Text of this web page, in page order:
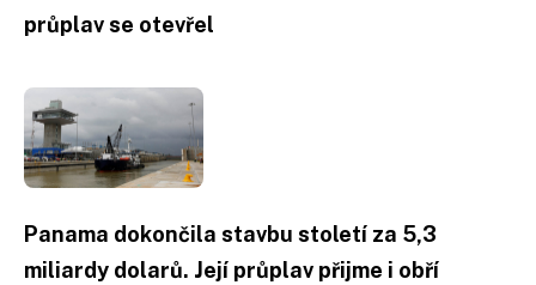
průplav se otevřel
Panama dokončila stavbu století za 5,3
miliardy dolarů. Její průplav přijme i obří